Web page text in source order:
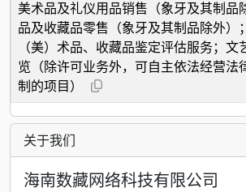
美术品及礼仪用品销售（象牙及其制品
品及收藏品零售（象牙及其制品除外）
（美）术品、收藏品鉴定评估服务；
览（除许可业务外，可自主依法经营法
制的项目）
关于我们
海南数藏网络科技有限公司